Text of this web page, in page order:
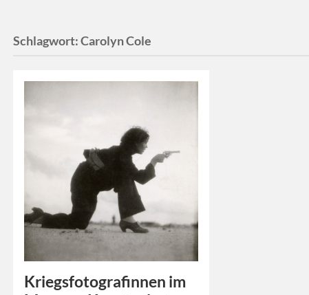
Schlagwort:Carolyn Cole
Kriegsfotografinnen im